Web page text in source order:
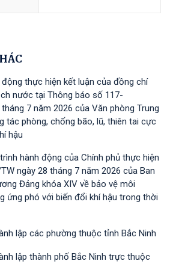
thực hiện kết luận của đồng chí
nước tại Thông báo số 117-
7 năm 2026 của Văn phòng Trung
tác phòng, chống bão, lũ, thiên tai cực
hậu
hành động của Chính phủ thực hiện
ngày 28 tháng 7 năm 2026 của Ban
Đảng khóa XIV về bảo vệ môi
ứng phó với biến đổi khí hậu trong thời
lập các phường thuộc tỉnh Bắc Ninh
lập thành phố Bắc Ninh trực thuộc